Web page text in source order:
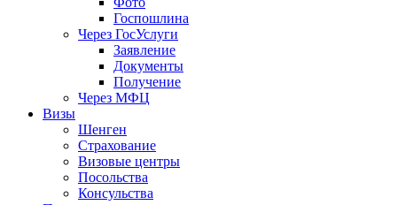
Госпошлина
Через ГосУслуги
Заявление
Документы
Получение
Через МФЦ
Визы
Шенген
Страхование
Визовые центры
Посольства
Консульства